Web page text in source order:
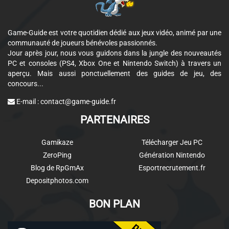
Game-Guide est votre quotidien dédié aux jeux vidéo, animé par une
communauté de joueurs bénévoles passionnés.
Jour après jour, nous vous guidons dans la jungle des nouveautés
PC et consoles (PS4, Xbox One et Nintendo Switch) à travers un
aperçu. Mais aussi ponctuellement des guides de jeu, des
concours...
E-mail :contact@game-guide.fr
PARTENAIRES
Gamikaze
ZeroPing
Blog de RpGmAx
Depositphotos.com
Télécharger Jeu PC
Génération Nintendo
Esportrecrutement.fr
BON PLAN